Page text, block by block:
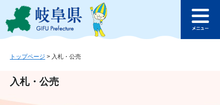
ジ
ュ
このページの本文へ
ュ
トップページ > 入札・公売
入札・公売